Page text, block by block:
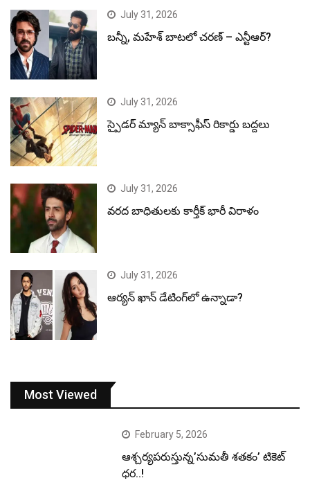
July 31, 2026
బన్నీ, మహేశ్ బాటలో చరణ్ – ఎన్టీఆర్?
July 31, 2026
స్పైడర్ మ్యాన్ బాక్సాఫీస్ రికార్డు బద్దలు
July 31, 2026
వరద బాధితులకు కార్తీక్ భారీ విరాళం
July 31, 2026
ఆర్యన్ ఖాన్ డేటింగ్‌లో ఉన్నాడా?
Most Viewed
February 5, 2026
ఆశ్చర్యపరుస్తున్న’సుమతీ శతకం’ టికెట్
ధర..!